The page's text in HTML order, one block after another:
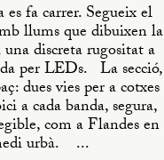
es fa carrer. Segueix el
llums que dibuixen la
discreta rugositat a
per LEDs. La secció,
dues vies per a cotxes
a cada banda, segura,
com a Flandes en
urbà. ...